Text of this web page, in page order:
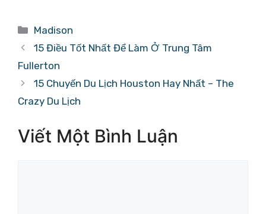
Danh
mục
Madison
15 Điều Tốt Nhất Để Làm Ở Trung Tâm
Fullerton
15 Chuyến Du Lịch Houston Hay Nhất – The
Crazy Du Lịch
Viết Một Bình Luận